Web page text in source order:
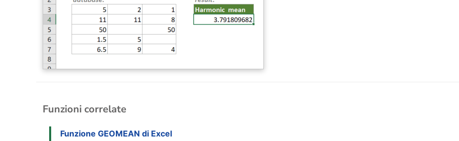
Funzioni correlate
Funzione GEOMEAN di Excel